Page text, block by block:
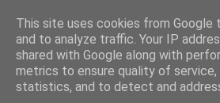
This site uses cookies from Google
and to analyze traffic. Your IP
shared with Google along with
metrics to ensure quality of service,
statistics, and to detect and